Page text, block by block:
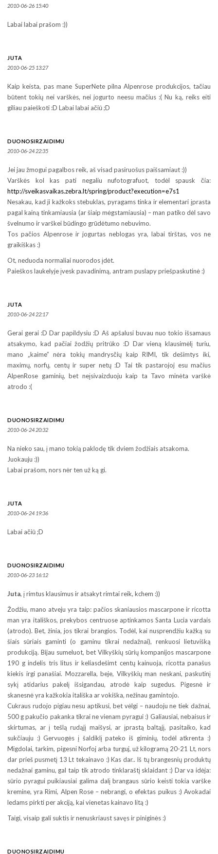
2010-06-26 15:40
Labai labai prašom :))
JUTA
2010-06-25 13:27
Kaip keista, pas mane SuperNete pilna Alpenrose produkcijos, tačiau
būtent tokių nei varškės, nei jogurto neesu mačius :( Nu ką, reiks eiti
giliau paieškoti :D Labai labai ačiū ;D
DUONOSIRZAIDIMU
2010-06-24 22:35
Jei jau žmogui pagalbos reik, aš visad pasiruošus paišsamiaut :))
Varškės kol kas pati negaliu nufotografuot, todėl spausk čia:
http://sveikasvaikas.zebra.lt/spring/product?execution=e7s1
Nesakau, kad ji kažkoks stebuklas, pyragams tinka ir elementari įprasta
pagal kainą tinkamiausia (ar šiaip mėgstamiausia) – man patiko dėl savo
švelnumo ir varškei būdingo grūdėtumo nebuvimo.
Tos pačios Alpenrose ir jogurtas neblogas yra, labai tirštas, vos ne
graikiškas :)
Ot, neduoda normaliai nuorodos įdėt.
Paieškos laukelyje įvesk pavadinimą, antram puslapy priešpaskutinė :)
JUTA
2010-06-24 22:17
Gerai gerai :D Dar papildysiu :D Aš apšalusi buvau nuo tokio išsamaus
atsakymo, kad pačiai žodžių pritrūko :D Dar vieną klausimėlį turiu,
mano „kaime” nėra tokių mandrysčių kaip RIMI, tik dešimtys iki,
maximų, norfų, centų ir super netų :D Tai tik pastarojoj esu mačius
AlpenRose gaminių, bet neįsivaizduoju kaip ta Tavo minėta varškė
atrodo :(
DUONOSIRZAIDIMU
2010-06-24 20:32
Na nieko sau, į mano tokią paklodę tik dviem žodžiais atsakoma.
Juokauju :))
Labai prašom, nors nėr ten už ką gi.
JUTA
2010-06-24 19:36
Labai ačiū ;D
DUONOSIRZAIDIMU
2010-06-23 16:12
Juta, į rimtus klausimus ir atsakyt rimtai reik, kchem :))
Žodžiu, mano atveju yra taip: pačios skaniausios mascarpone ir ricotta
man yra itališkos, prekybos centruose aptinkamos Santa Lucia vardais
(atrodo). Bet, žinia, jos tikrai brangios. Todėl, kai nusprendžiu kažką su
šiais sūriais gaminti (o gaminu tikrai nedažnai), renkuosi lietuvišką
produkciją. Bijau sumeluot, bet Vilkyškių sūrių kompanijos mascarpone
190 g indelis tris litus ir keliasdešimt centų kainuoja, ricotta panašus
kiekis irgi panašiai. Mozzarella, beje, Vilkyškių man neskani, paskutinį
sykį atidarius pakelį išsigandau, atrodė kaip sugedus. Pigesnė ir
skanesnė yra kažkokia itališka ar vokiška, nežinau gamintojo.
Cukraus rudojo pigiau nesu aptikusi, bet vėlgi – naudoju ne tiek dažnai,
500 g pakučio pakanka tikrai ne vienam pyragui :) Galiausiai, nebaisus ir
skirtumas, ar į tešlą rudąjį maišysi, ar įprastą baltąjį, pasitaiko, kad
sukčiauju :) Gervuogės į šaldiklį pateko iš giminių, todėl atkrenta :)
Migdolai, tarkim, pigesni Norfoj arba turguj, už kilogramą 20-21 Lt, nors
dar prieš pusmetį 13 Lt tekainavo :) Kas dar.. Iš tų brangesnių produktų
nedažnai gaminu, gal taip tik atrodo tinklaraštį sklaidant :) Dar va idėja:
sūrio pyragui puikiausiai galima dalį brangaus sūrio keisti tokia varške
kremine, yra Rimi, Alpen Rose – nebrangi, o efektas puikus :) Avokadai
ledams pirkti per akciją, kai vienetas kainavo litą :)
Taigi, visaip gali suktis ir nenuskriaust savęs ir piniginės :)
DUONOSIRZAIDIMU